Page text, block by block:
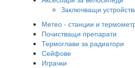
Заключващи
Метео - станции и
Почистващи препарати
Термоглави за радиатори
Сейфове
Играчки